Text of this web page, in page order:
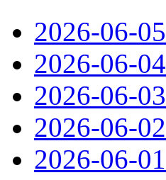
2026-06-05
2026-06-04
2026-06-03
2026-06-02
2026-06-01